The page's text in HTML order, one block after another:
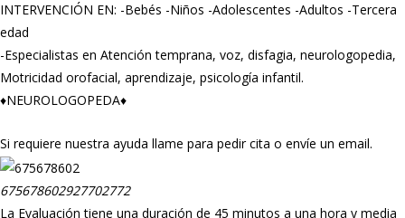
INTERVENCIÓN EN: -Bebés -Niños -Adolescentes -Adultos -Tercera
edad
-Especialistas en Atención temprana, voz, disfagia, neurologopedia,
Motricidad orofacial, aprendizaje, psicología infantil.
♦️NEUROLOGOPEDA♦️
Si requiere nuestra ayuda llame para pedir cita o envíe un email.
675678602927702772
La Evaluación tiene una duración de 45 minutos a una hora y media